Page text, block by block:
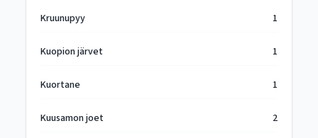
Kruunupyy 1
Kuopion järvet 1
Kuortane 1
Kuusamon joet 2